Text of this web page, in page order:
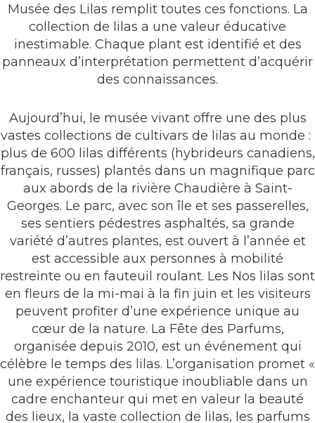
Musée des Lilas remplit toutes ces fonctions. La
collection de lilas a une valeur éducative
inestimable. Chaque plant est identifié et des
panneaux d’interprétation permettent d’acquérir
des connaissances.
Aujourd’hui, le musée vivant offre une des plus
vastes collections de cultivars de lilas au monde :
plus de 600 lilas différents (hybrideurs canadiens,
français, russes) plantés dans un magnifique parc
aux abords de la rivière Chaudière à Saint-
Georges. Le parc, avec son île et ses passerelles,
ses sentiers pédestres asphaltés, sa grande
variété d’autres plantes, est ouvert à l’année et
est accessible aux personnes à mobilité
restreinte ou en fauteuil roulant. Les Nos lilas sont
en fleurs de la mi-mai à la fin juin et les visiteurs
peuvent profiter d’une expérience unique au
cœur de la nature. La Fête des Parfums,
organisée depuis 2010, est un événement qui
célèbre le temps des lilas. L’organisation promet «
une expérience touristique inoubliable dans un
cadre enchanteur qui met en valeur la beauté
des lieux, la vaste collection de lilas, les parfums